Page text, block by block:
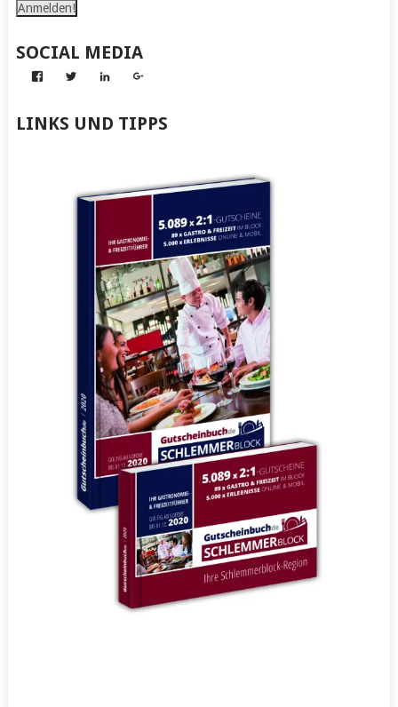
SOCIAL MEDIA
Profil
Nachmachen
Profil
Kapff
Profil
Kapff
Profil
Kapff
LINKS UND TIPPS